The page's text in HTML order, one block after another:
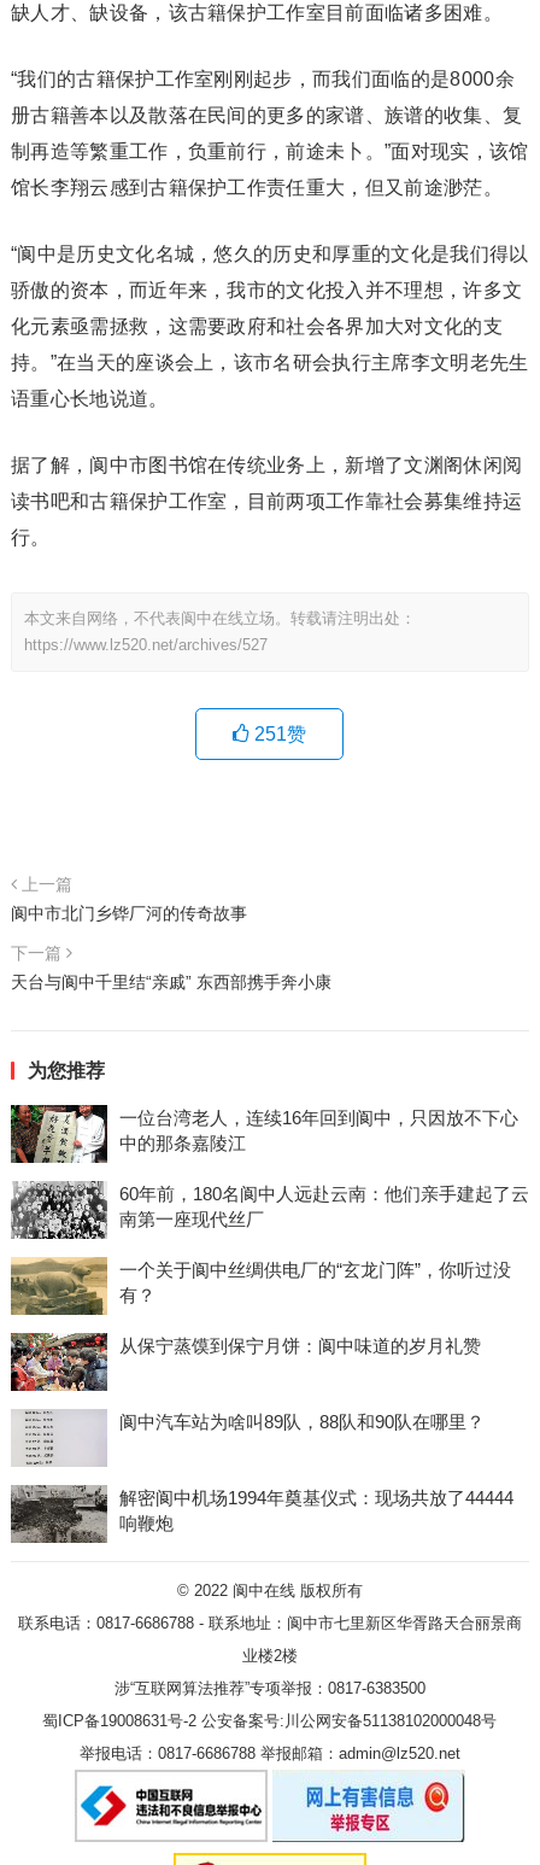
缺人才、缺设备，该古籍保护工作室目前面临诸多困难。
“我们的古籍保护工作室刚刚起步，而我们面临的是8000余
册古籍善本以及散落在民间的更多的家谱、族谱的收集、复
制再造等繁重工作，负重前行，前途未卜。”面对现实，该馆
馆长李翔云感到古籍保护工作责任重大，但又前途渺茫。
“阆中是历史文化名城，悠久的历史和厚重的文化是我们得以
骄傲的资本，而近年来，我市的文化投入并不理想，许多文
化元素亟需拯救，这需要政府和社会各界加大对文化的支
持。”在当天的座谈会上，该市名研会执行主席李文明老先生
语重心长地说道。
据了解，阆中市图书馆在传统业务上，新增了文渊阁休闲阅
读书吧和古籍保护工作室，目前两项工作靠社会募集维持运
行。
本文来自网络，不代表阆中在线立场。转载请注明出处：
https://www.lz520.net/archives/527
251赞
上一篇
阆中市北门乡铧厂河的传奇故事
下一篇
天台与阆中千里结“亲戚” 东西部携手奔小康
为您推荐
一位台湾老人，连续16年回到阆中，只因放不下心
中的那条嘉陵江
60年前，180名阆中人远赴云南：他们亲手建起了云
南第一座现代丝厂
一个关于阆中丝绸供电厂的“玄龙门阵”，你听过没
有？
从保宁蒸馍到保宁月饼：阆中味道的岁月礼赞
阆中汽车站为啥叫89队，88队和90队在哪里？
解密阆中机场1994年奠基仪式：现场共放了44444
响鞭炮
© 2022 阆中在线版权所有
联系电话：0817-6686788 - 联系地址：阆中市七里新区华胥路天合丽景商
业楼2楼
涉“互联网算法推荐”专项举报：0817-6383500
蜀ICP备19008631号-2 公安备案号:川公网安备51138102000048号
举报电话：0817-6686788 举报邮箱：admin@lz520.net